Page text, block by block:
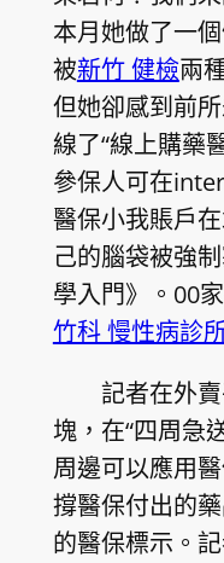
本月她做了一
被新竹 健檢兩
但她卻感到前
線了“線上購藥
參保人可在
醫保小我賬戶
己的腦袋被強
學入門》。00
竹科 慢性病診
記者在外
塊，在“四周急
周邊可以應用
撐醫保付出的
的醫保標示。